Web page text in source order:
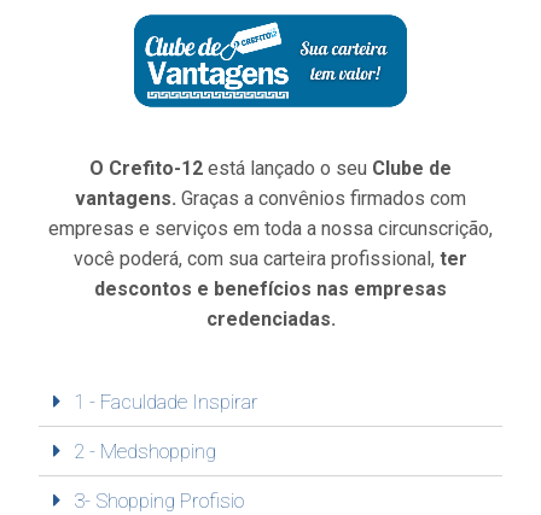
O Crefito-12 está lançado o seu Clube de
vantagens. Graças a convênios firmados com
empresas e serviços em toda a nossa circunscrição,
você poderá, com sua carteira profissional, ter
descontos e benefícios nas empresas
credenciadas.
1 - Faculdade Inspirar
2 - Medshopping
3- Shopping Profisio